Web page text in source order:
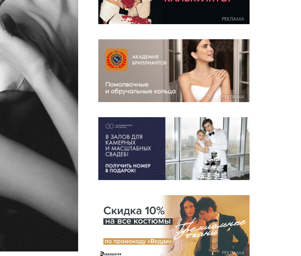
РЕКЛАМА
РЕКЛАМА
РЕКЛАМА
РЕКЛАМА